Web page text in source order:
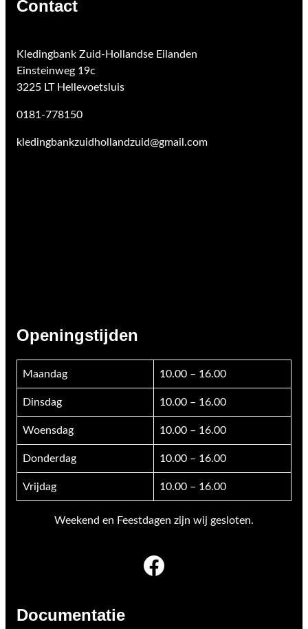
Contact
Kledingbank Zuid-Hollandse Eilanden
Einsteinweg 19c
3225 LT Hellevoetsluis
0181-778150
kledingbankzuidhollandzuid@gmail.com
Openingstijden
Maandag 10.00 – 16.00
Dinsdag 10.00 – 16.00
Woensdag 10.00 – 16.00
Donderdag 10.00 – 16.00
Vrijdag 10.00 – 16.00
Weekend en Feestdagen zijn wij gesloten.
Facebook
Documentatie